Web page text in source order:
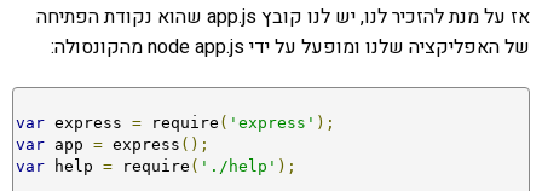
אז על מנת להזכיר לנו, יש לנו קובץ app.js שהוא נקודת הפתיחה
של האפליקציה שלנו ומופעל על ידי node app.js מהקונסולה:
var express = require ( 'express' );
var app = express ();
var help = require ( './help' );